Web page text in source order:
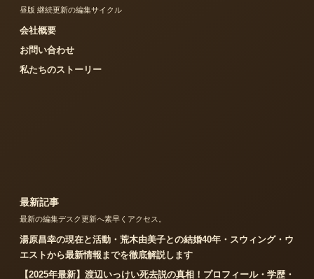
昼版 継続更新の編集サイクル
会社概要
お問い合わせ
私たちのストーリー
最新記事
最新の編集デスク更新へ素早くアクセス。
湯原昌幸の現在と活動・荒木由美子との結婚40年・スウィング・ウ
エストから最新情報までを徹底解説します
【2025年最新】渡辺いっけい死去説の真相！プロフィール・学歴・